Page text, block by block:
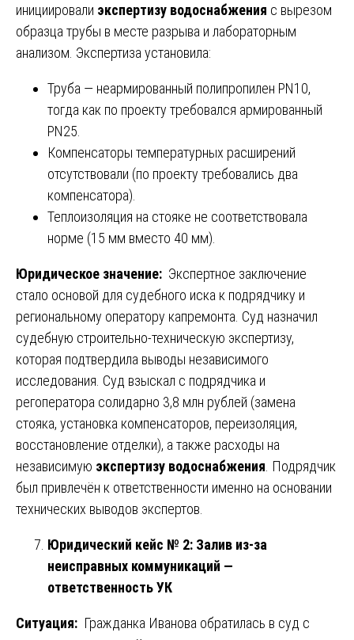
инициировали экспертизу водоснабжения с вырезом
образца трубы в месте разрыва и лабораторным
анализом. Экспертиза установила:
Труба — неармированный полипропилен PN10,
тогда как по проекту требовался армированный
PN25.
Компенсаторы температурных расширений
отсутствовали (по проекту требовались два
компенсатора).
Теплоизоляция на стояке не соответствовала
норме (15 мм вместо 40 мм).
Юридическое значение: Экспертное заключение
стало основой для судебного иска к подрядчику и
региональному оператору капремонта. Суд назначил
судебную строительно-техническую экспертизу,
которая подтвердила выводы независимого
исследования. Суд взыскал с подрядчика и
регоператора солидарно 3,8 млн рублей (замена
стояка, установка компенсаторов, переизоляция,
восстановление отделки), а также расходы на
независимую экспертизу водоснабжения . Подрядчик
был привлечён к ответственности именно на основании
технических выводов экспертов.
Юридический кейс № 2: Залив из-за
неисправных коммуникаций —
ответственность УК
Ситуация: Гражданка Иванова обратилась в суд с